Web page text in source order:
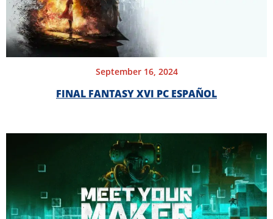
September 16, 2024
FINAL FANTASY XVI PC ESPAÑOL